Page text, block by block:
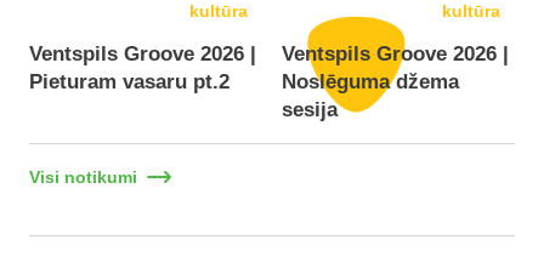
kultūra
Ventspils Groove 2026 |
Pieturam vasaru pt.2
kultūra
Ventspils Groove 2026 |
Noslēguma džema
sesija
Visi notikumi